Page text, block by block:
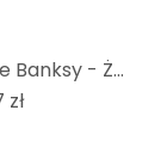
Obraz na płótnie Banksy - Życie jest krótkie
zł